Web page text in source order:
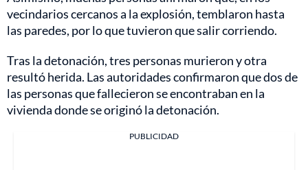
vecindarios cercanos a la explosión, temblaron hasta
las paredes, por lo que tuvieron que salir corriendo.
Tras la detonación, tres personas murieron y otra
resultó herida. Las autoridades confirmaron que dos de
las personas que fallecieron se encontraban en la
vivienda donde se originó la detonación.
PUBLICIDAD